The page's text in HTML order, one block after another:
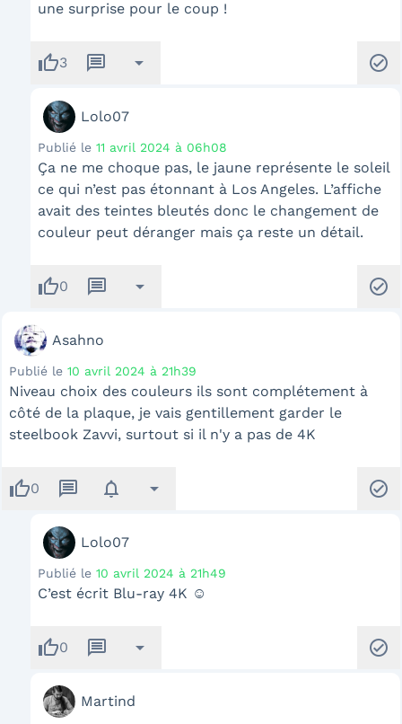
une surprise pour le coup !
thumb_up3 message arrow_drop_down check_circle
Lolo07
Publié le 11 avril 2024 à 06h08
Ça ne me choque pas, le jaune représente le soleil
ce qui n’est pas étonnant à Los Angeles. L’affiche
avait des teintes bleutés donc le changement de
couleur peut déranger mais ça reste un détail.
thumb_up0 message arrow_drop_down check_circle
Asahno
Publié le 10 avril 2024 à 21h39
Niveau choix des couleurs ils sont complétement à
côté de la plaque, je vais gentillement garder le
steelbook Zavvi, surtout si il n'y a pas de 4K
thumb_up0 message notifications arrow_drop_down check_circle
Lolo07
Publié le 10 avril 2024 à 21h49
C’est écrit Blu-ray 4K ☺️
thumb_up0 message arrow_drop_down check_circle
Martind